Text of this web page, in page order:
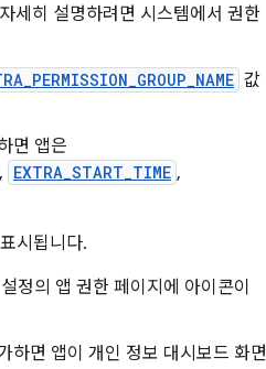
세히 설명하려면 시스템에서 권한
값
면 앱은
, EXTRA_START_TIME ,
시됩니다.
정의 앱 권한 페이지에 아이콘이
하면 앱이 개인 정보 대시보드 화면